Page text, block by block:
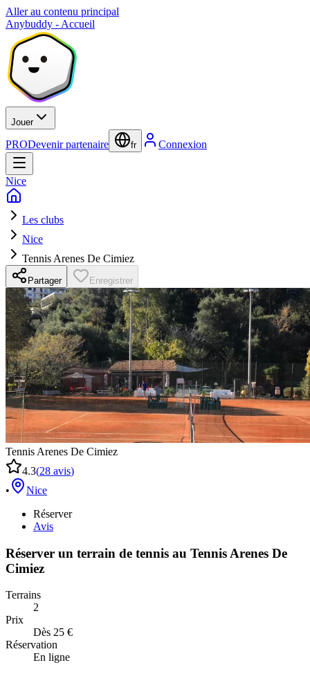
Aller au contenu principal
Anybuddy - Accueil
Jouer
PRODevenir partenaire fr Connexion
Nice
Les clubs
Nice
Tennis Arenes De Cimiez
Partager Enregistrer
Tennis Arenes De Cimiez
4.3(28 avis)
•
Nice
Réserver
Avis
Réserver un terrain de tennis au Tennis Arenes De
Cimiez
Terrains
2
Prix
Dès 25 €
Réservation
En ligne